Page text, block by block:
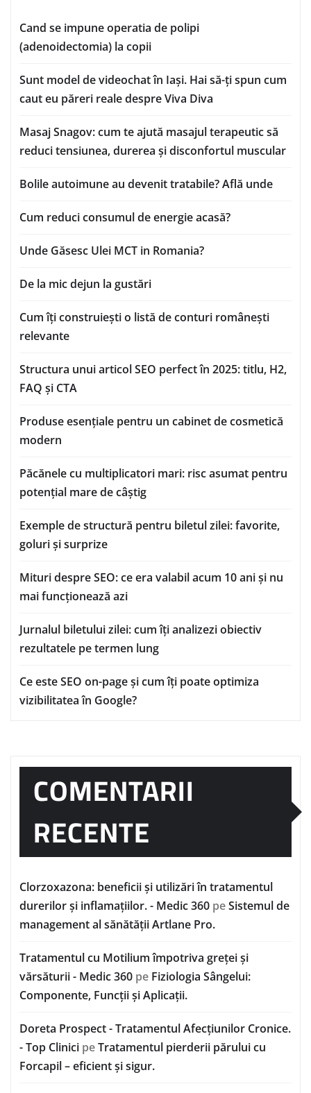
Cand se impune operatia de polipi
(adenoidectomia) la copii
Sunt model de videochat în Iași. Hai să-ți spun cum
caut eu păreri reale despre Viva Diva
Masaj Snagov: cum te ajută masajul terapeutic să
reduci tensiunea, durerea și disconfortul muscular
Bolile autoimune au devenit tratabile? Află unde
Cum reduci consumul de energie acasă?
Unde Găsesc Ulei MCT in Romania?
De la mic dejun la gustări
Cum îți construiești o listă de conturi românești
relevante
Structura unui articol SEO perfect în 2025: titlu, H2,
FAQ și CTA
Produse esențiale pentru un cabinet de cosmetică
modern
Păcănele cu multiplicatori mari: risc asumat pentru
potențial mare de câștig
Exemple de structură pentru biletul zilei: favorite,
goluri și surprize
Mituri despre SEO: ce era valabil acum 10 ani și nu
mai funcționează azi
Jurnalul biletului zilei: cum îți analizezi obiectiv
rezultatele pe termen lung
Ce este SEO on-page și cum îți poate optimiza
vizibilitatea în Google?
COMENTARII
RECENTE
Clorzoxazona: beneficii și utilizări în tratamentul
durerilor și inflamațiilor. - Medic 360 peSistemul de
management al sănătății Artlane Pro.
Tratamentul cu Motilium împotriva greței și
vărsăturii - Medic 360 pe Fiziologia Sângelui:
Componente, Funcții și Aplicații.
Doreta Prospect - Tratamentul Afecțiunilor Cronice.
- Top Clinici peTratamentul pierderii părului cu
Forcapil – eficient și sigur.